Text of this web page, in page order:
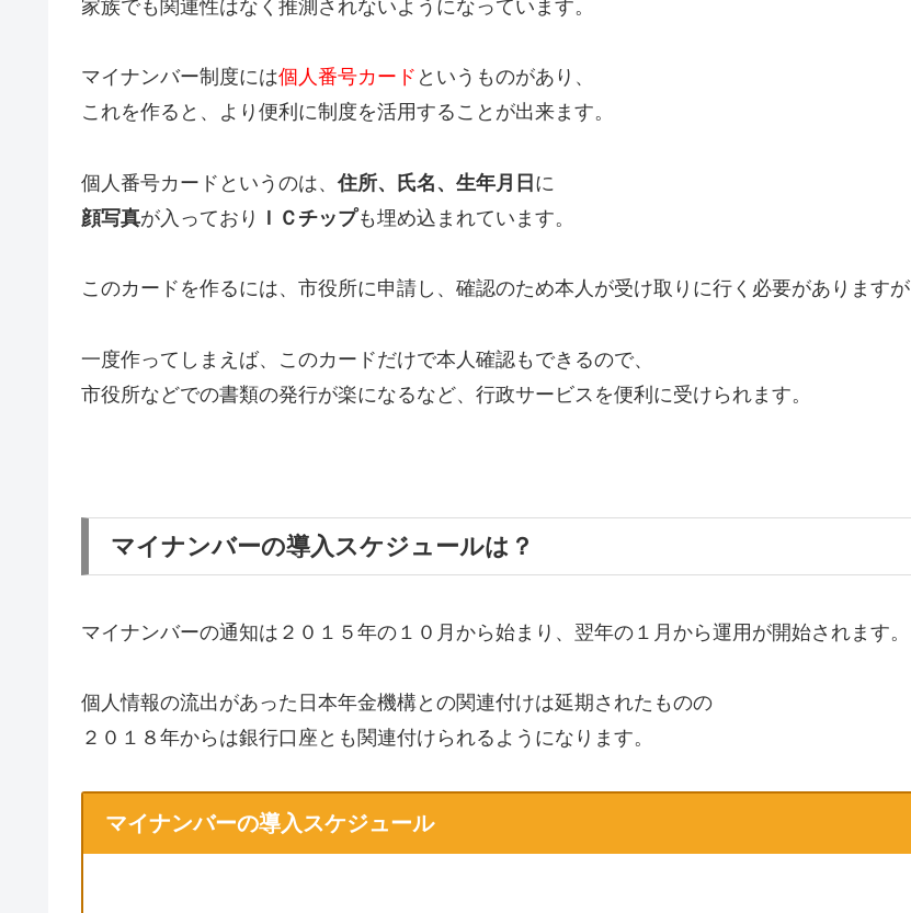
家族でも関連性はなく推測されないようになっています。
マイナンバー制度には個人番号カード というものがあり、
これを作ると、より便利に制度を活用することが出来ます。
個人番号カードというのは、住所、氏名、生年月日 に
顔写真が入っており ＩＣチップも埋め込まれています。
このカードを作るには、市役所に申請し、確認のため本人が受け取りに行く必要がありますが
一度作ってしまえば、このカードだけで本人確認もできるので、
市役所などでの書類の発行が楽になるなど、行政サービスを便利に受けられます。
マイナンバーの導入スケジュールは？
マイナンバーの通知は２０１５年の１０月から始まり、翌年の１月から運用が開始されます。
個人情報の流出があった日本年金機構との関連付けは延期されたものの
２０１８年からは銀行口座とも関連付けられるようになります。
マイナンバーの導入スケジュール